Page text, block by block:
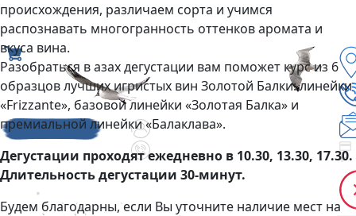
происхождения, различаем сорта и учимся
распознавать многогранность оттенков аромата и
вкуса вина.
Разобраться в азах дегустации вам поможет курс из 6
образцов лучших игристых вин Золотой Балки: линейки
«Frizzante», базовой линейки «Золотая Балка» и
премиальной линейки «Балаклава».
Дегустации проходят ежедневно в 10.30, 13.30, 17.30.
Длительность дегустации 30-минут.
Будем благодарны, если Вы уточните наличие мест на